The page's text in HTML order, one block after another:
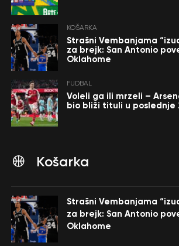
KOŠARKA
Strašni Vembanjama
za brejk: San Antonio
Oklahome
FUDBAL
Voleli ga ili mrzeli –
bio bliži tituli u poslednje
Košarka
Strašni Vembanjama
za brejk: San Antonio
Oklahome